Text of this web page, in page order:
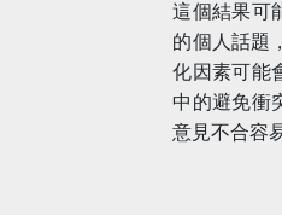
這個結果可
的個人話題
化因素可能
中的避免衝
意見不合容